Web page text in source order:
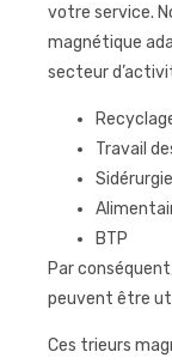
votre service.
magnétique
secteur
Travail
Sidérurgie
BTP
Par
peuvent être
Ces trieurs